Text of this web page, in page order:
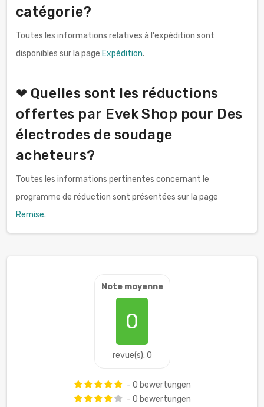
catégorie?
Toutes les informations relatives à l'expédition sont
disponibles sur la page Expédition.
❤ Quelles sont les réductions
offertes par Evek Shop pour Des
électrodes de soudage
acheteurs?
Toutes les informations pertinentes concernant le
programme de réduction sont présentées sur la page
Remise.
Note moyenne
0
revue(s): 0
- 0 bewertungen
- 0 bewertungen